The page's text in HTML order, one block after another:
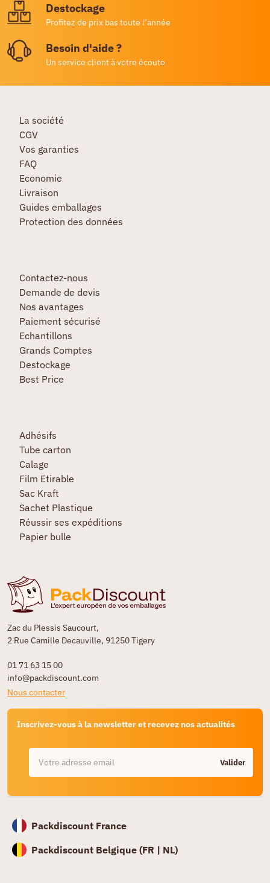
Destockage
Profitez de prix bas toute l’année
Besoin d'aide ?
Un service client à votre écoute
Zac du Plessis Saucourt,
2 Rue Camille Decauville, 91250 Tigery
01 71 63 15 00
info@packdiscount.com
Nous contacter
Inscrivez-vous à la newsletter et recevez nos actualités
Valider
La société
CGV
Vos garanties
FAQ
Economie
Livraison
Guides emballages
Protection des données
Contactez-nous
Demande de devis
Nos avantages
Paiement sécurisé
Echantillons
Grands Comptes
Destockage
Best Price
Adhésifs
Tube carton
Calage
Film Etirable
Sac Kraft
Sachet Plastique
Réussir ses expéditions
Papier bulle
Packdiscount France
Packdiscount Belgique (FR | NL)